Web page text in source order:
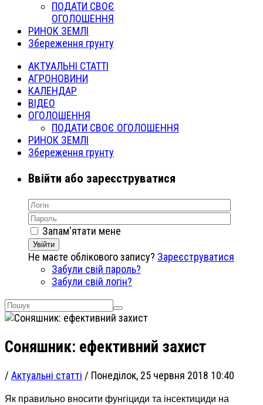
ПОДАТИ СВОЄ
ОГОЛОШЕННЯ
РИНОК ЗЕМЛІ
Збереження грунту
АКТУАЛЬНІ СТАТТІ
АГРОНОВИНИ
КАЛЕНДАР
ВІДЕО
ОГОЛОШЕННЯ
ПОДАТИ СВОЄ ОГОЛОШЕННЯ
РИНОК ЗЕМЛІ
Збереження грунту
Ввійти або зареєструватися
Запам'ятати мене
Увійти
Не маєте облікового запису? Зареєструватися
Забули свій пароль?
Забули свій логін?
Соняшник: ефективний захист
/ Актуальні статті / Понеділок, 25 червня 2018 10:40
Як правильно вносити фунгіциди та інсектициди на